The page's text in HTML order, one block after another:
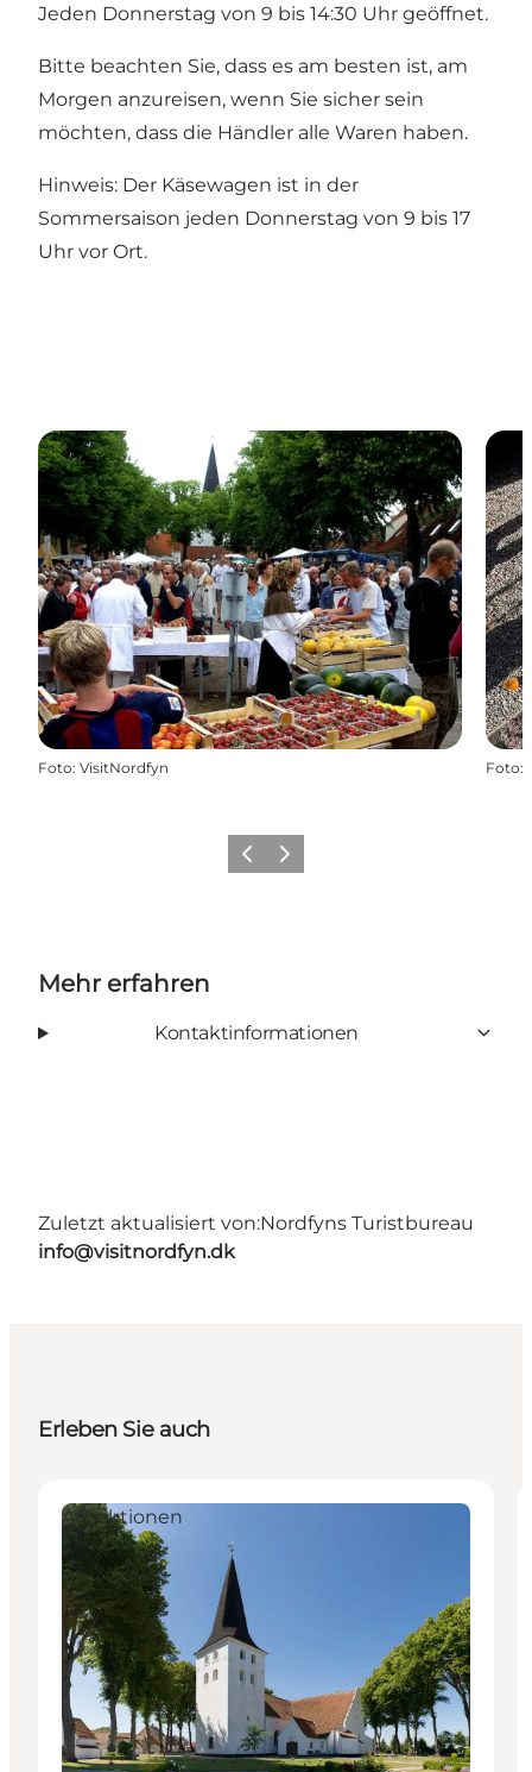
Jeden Donnerstag von 9 bis 14:30 Uhr geöffnet.
Bitte beachten Sie, dass es am besten ist, am
Morgen anzureisen, wenn Sie sicher sein
möchten, dass die Händler alle Waren haben.
Hinweis: Der Käsewagen ist in der
Sommersaison jeden Donnerstag von 9 bis 17
Uhr vor Ort.
Foto: VisitNordfyn Foto:
Vorherige Folie
Nächste Folie
Mehr erfahren
Kontaktinformationen
Zuletzt aktualisiert von:Nordfyns Turistbureau
info@visitnordfyn.dk
Erleben Sie auch
Attraktionen